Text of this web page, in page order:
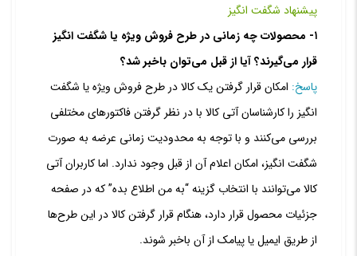
پیشنهاد شگفت انگیز
۱- محصولات چه زمانی در طرح فروش ویژه یا شگفت انگیز
قرار می‏‌گیرند؟ آیا از قبل می‏‌توان باخبر شد؟
پاسخ: امکان قرار گرفتن یک کالا در طرح فروش ویژه یا شگفت
انگیز را کارشناسان آتی کالا با در نظر گرفتن فاکتورهای مختلفی
بررسی می‏‌کنند و با توجه به محدودیت زمانی عرضه به صورت
شگفت انگیز، امکان اعلام آن از قبل وجود ندارد. اما کاربران آتی
کالا می‌‏توانند با انتخاب گزینه “به من اطلاع بده” که در صفحه
جزئیات محصول قرار دارد، هنگام قرار گرفتن کالا در این طرح‌‏ها
از طریق ایمیل یا پیامک از آن باخبر شوند.